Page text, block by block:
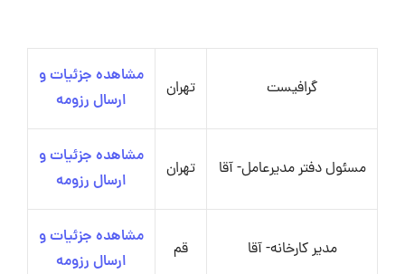
گرافیست تهران
مشاهده جزئیات و
ارسال رزومه
مسئول دفتر مدیرعامل- آقا تهران
مشاهده جزئیات و
ارسال رزومه
مدیر کارخانه- آقا قم
مشاهده جزئیات و
ارسال رزومه